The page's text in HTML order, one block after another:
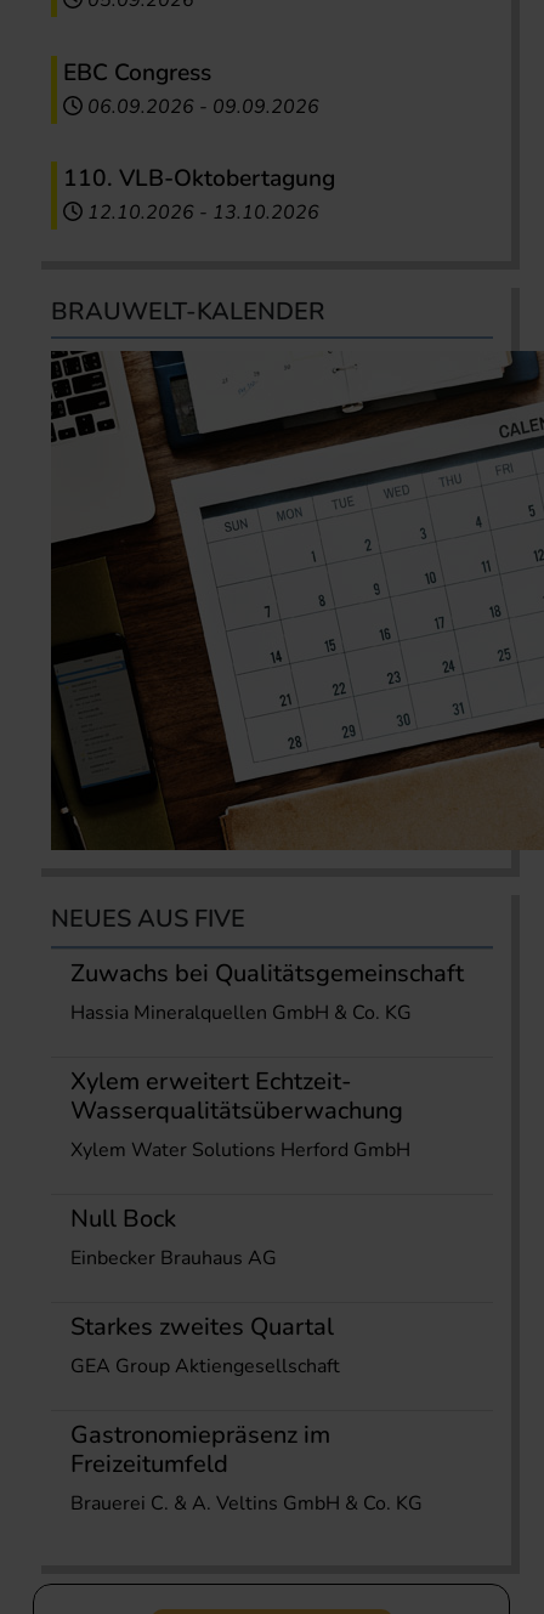
EBC Congress
06.09.2026 - 09.09.2026
110. VLB-Oktobertagung
12.10.2026 - 13.10.2026
BRAUWELT-KALENDER
NEUES AUS FIVE
Zuwachs bei Qualitätsgemeinschaft
Hassia Mineralquellen GmbH & Co. KG
Xylem erweitert Echtzeit-
Wasserqualitätsüberwachung
Xylem Water Solutions Herford GmbH
Null Bock
Einbecker Brauhaus AG
Starkes zweites Quartal
GEA Group Aktiengesellschaft
Gastronomiepräsenz im
Freizeitumfeld
Brauerei C. & A. Veltins GmbH & Co. KG